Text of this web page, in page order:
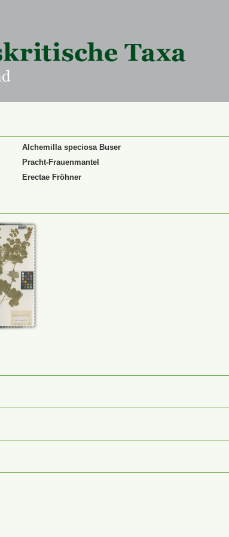
Alchemilla speciosa Buser
Pracht-Frauenmantel
Erectae Fröhner